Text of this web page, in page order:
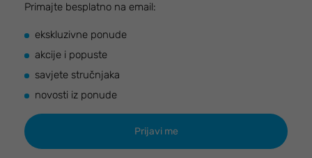
Primajte besplatno na email:
ekskluzivne ponude
akcije i popuste
savjete stručnjaka
novosti iz ponude